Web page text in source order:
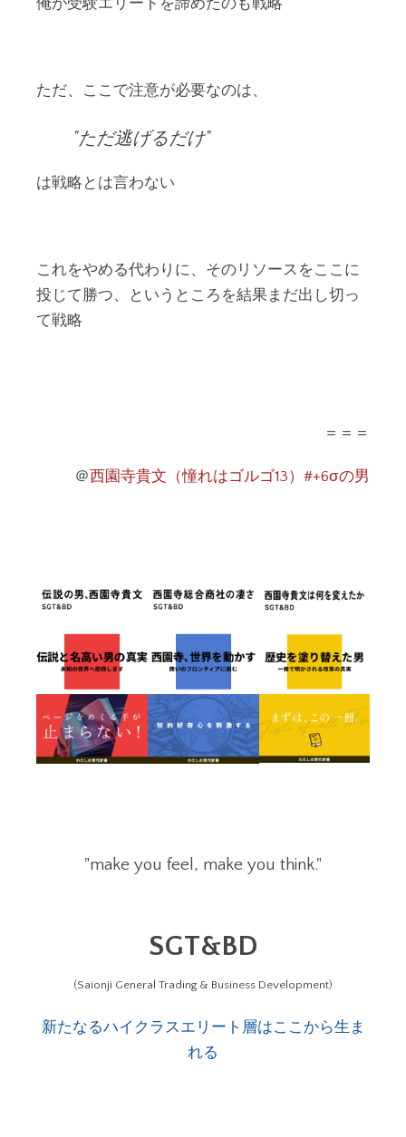
俺が受験エリートを諦めたのも戦略
ただ、ここで注意が必要なのは、
ただ逃げるだけ
は戦略とは言わない
これをやめる代わりに、そのリソースをここに
投じて勝つ、というところを結果まだ出し切っ
て戦略
＝＝＝
＠西園寺貴文（憧れはゴルゴ13）#+6σの男
"make you feel, make you think."
SGT&BD
(Saionji General Trading & Business Development)
新たなるハイクラスエリート層はここから生ま
れる